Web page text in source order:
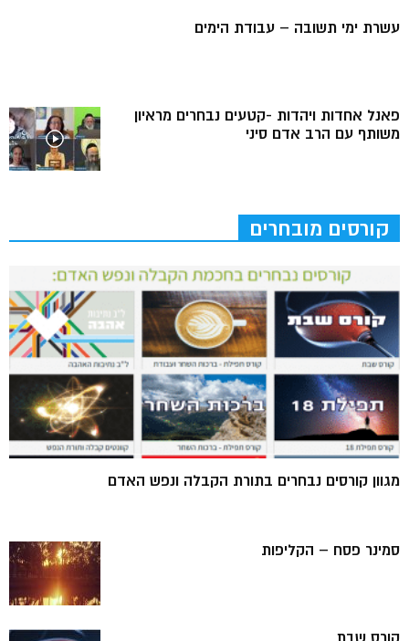
עשרת ימי תשובה – עבודת הימים
פאנל אחדות ויהדות -קטעים נבחרים מראיון
משותף עם הרב אדם סיני
קורסים מובחרים
מגוון קורסים נבחרים בתורת הקבלה ונפש האדם
סמינר פסח – הקליפות